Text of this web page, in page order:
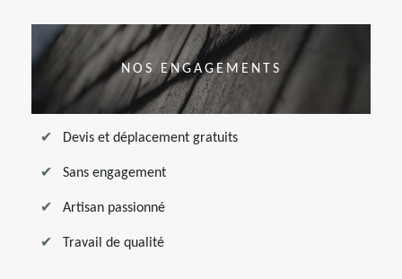
NOS ENGAGEMENTS
Devis et déplacement gratuits
Sans engagement
Artisan passionné
Travail de qualité